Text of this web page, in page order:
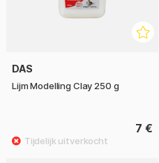
DAS
Lijm Modelling Clay 250 g
7 €